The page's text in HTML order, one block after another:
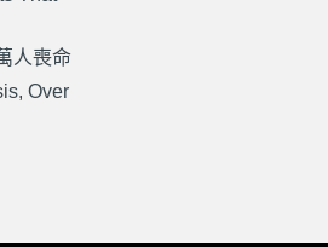
人喪命
Over